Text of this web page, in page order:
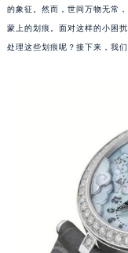
的象征。然而，世间万物无常
蒙上的划痕。面对这样的小困
处理这些划痕呢？接下来，我